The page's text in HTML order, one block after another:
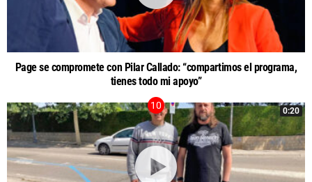
Page se compromete con Pilar Callado: “compartimos el programa,
tienes todo mi apoyo”
0:20